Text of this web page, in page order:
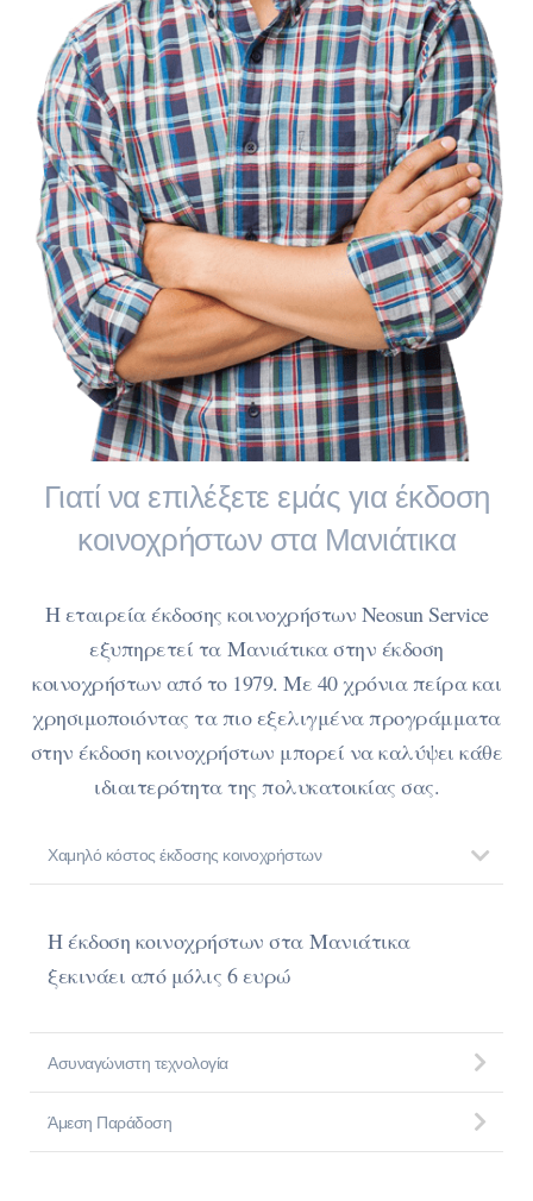
Γιατί να επιλέξετε εμάς για έκδοση
κοινοχρήστων στα Μανιάτικα
Η εταιρεία έκδοσης κοινοχρήστων Neosun Service
εξυπηρετεί τα Μανιάτικα στην έκδοση
κοινοχρήστων από το 1979. Με 40 χρόνια πείρα και
χρησιμοποιόντας τα πιο εξελιγμένα προγράμματα
στην έκδοση κοινοχρήστων μπορεί να καλύψει κάθε
ιδιαιτερότητα της πολυκατοικίας σας.
Χαμηλό κόστος έκδοσης κοινοχρήστων
Η έκδοση κοινοχρήστων στα Μανιάτικα
ξεκινάει από μόλις 6 ευρώ
Ασυναγώνιστη τεχνολογία
Άμεση Παράδοση